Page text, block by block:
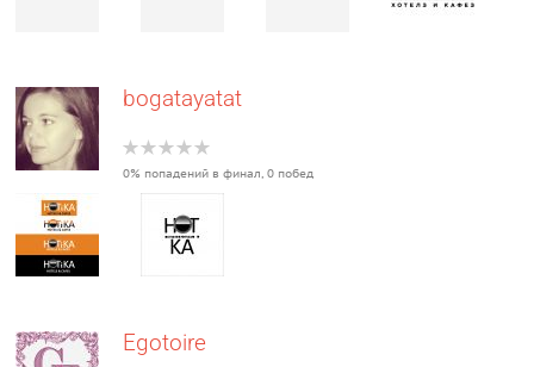
bogatayatat
0% попадений в финал, 0 побед
Egotoire